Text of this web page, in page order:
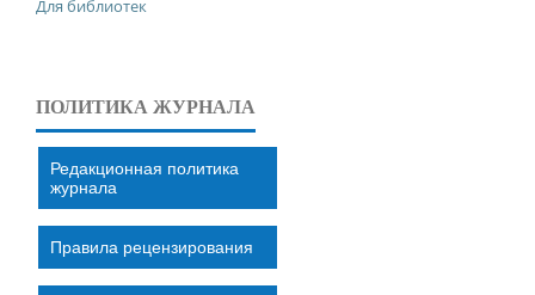
Для библиотек
ПОЛИТИКА ЖУРНАЛА
Редакционная политика
журнала
Правила рецензирования